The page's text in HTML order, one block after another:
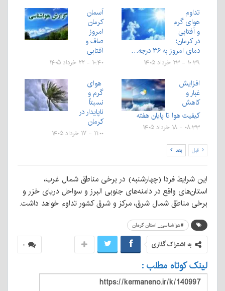
تداوم
هوای گرم
و آفتابی
در کرمان؛
دمای امروز به ۳۶ درجه…
۱۰:۳۹ - ۲۳ خرداد ۱۴۰۵
آسمان
کرمان
امروز
صاف و
آفتابی
۱۰:۴۰ - ۲۲ خرداد ۱۴۰۵
افزایش
غبار و
کاهش
کیفیت هوا تا پایان هفته
۰۸:۳۳ - ۱۸ خرداد ۱۴۰۵
هوای
گرم و
نسبتاً
ناپایدار در
کرمان
۱۱:۰۰ - ۱۷ خرداد ۱۴۰۵
قبل بعد
این شرایط فردا (چهارشنبه) در برخی مناطق شمال غرب،
استان‌های واقع در دامنه‌های جنوبی البرز و سواحل دریای خزر و
برخی مناطق شمال شرق، مرکز و شرق کشور تداوم خواهد داشت.
#هواشناسی_ استان کرمان
۰ به اشتراک گذاری
لینک کوتاه مطلب :